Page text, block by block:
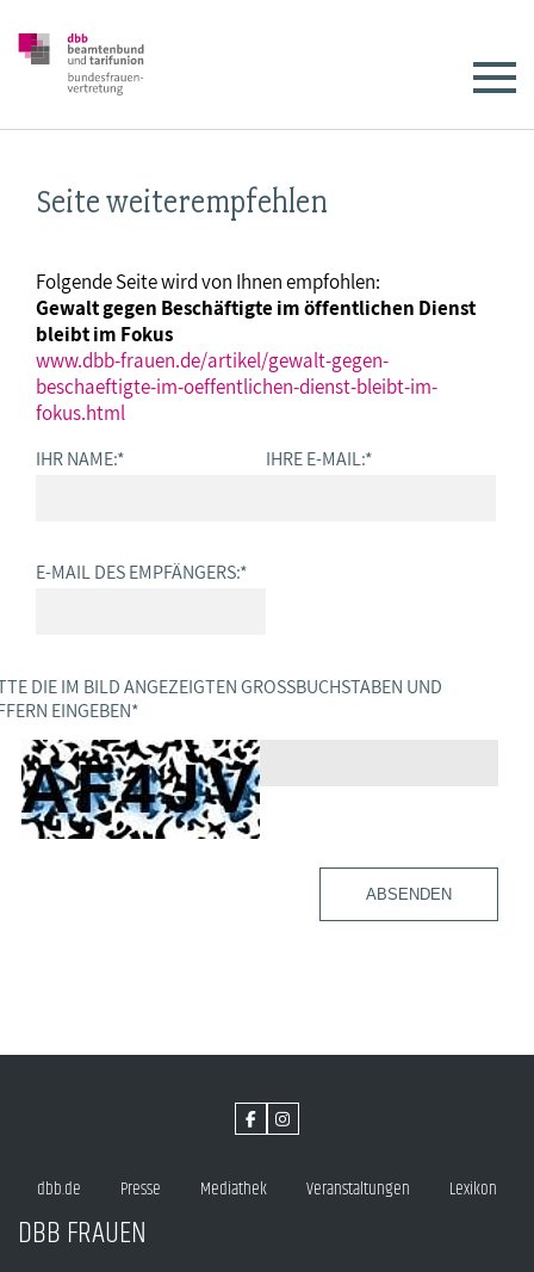
Seite weiterempfehlen
Folgende Seite wird von Ihnen empfohlen:
Gewalt gegen Beschäftigte im öffentlichen Dienst
bleibt im Fokus
www.dbb-frauen.de/artikel/gewalt-gegen-
beschaeftigte-im-oeffentlichen-dienst-bleibt-im-
fokus.html
IHR NAME:* IHRE E-MAIL:*
E-MAIL DES EMPFÄNGERS:*
DIE IM BILD ANGEZEIGTEN GROSSBUCHSTABEN UND Z
EINGEBEN *
ABSENDEN
dbb.de Presse Mediathek Veranstaltungen Lexikon
DBB FRAUEN